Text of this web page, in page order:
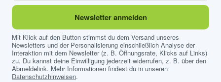
Newsletter anmelden
Mit Klick auf den Button stimmst du dem Versand unseres
Newsletters und der Personalisierung einschließlich Analyse der
Interaktion mit dem Newsletter (z. B. Öffnungsrate, Klicks auf Links)
zu. Du kannst deine Einwilligung jederzeit widerrufen, z. B. über den
Abmeldelink. Mehr Informationen findest du in unseren
Datenschutzhinweisen.